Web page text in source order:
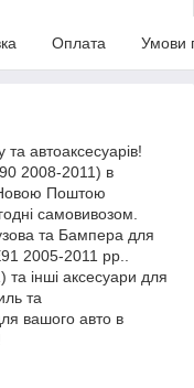
Оплата Умови
автоаксесуарів!
2008-2011) в
Новою Поштою
самовивозом.
та Бампера для
2005-2011 рр..
інші аксесуари для
та
вашого авто в